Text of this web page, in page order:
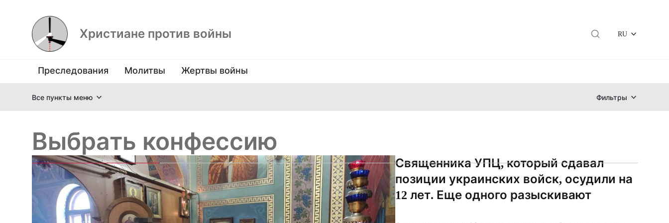
Христиане против войны RU
Преследования Молитвы Жертвы войны
Все пункты меню Фильтры
Выбрать конфессию
Священника УПЦ, который сдавал
позиции украинских войск, осудили на
12 лет. Еще одного разыскивают